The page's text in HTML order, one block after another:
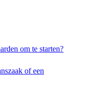
om te starten?
of een